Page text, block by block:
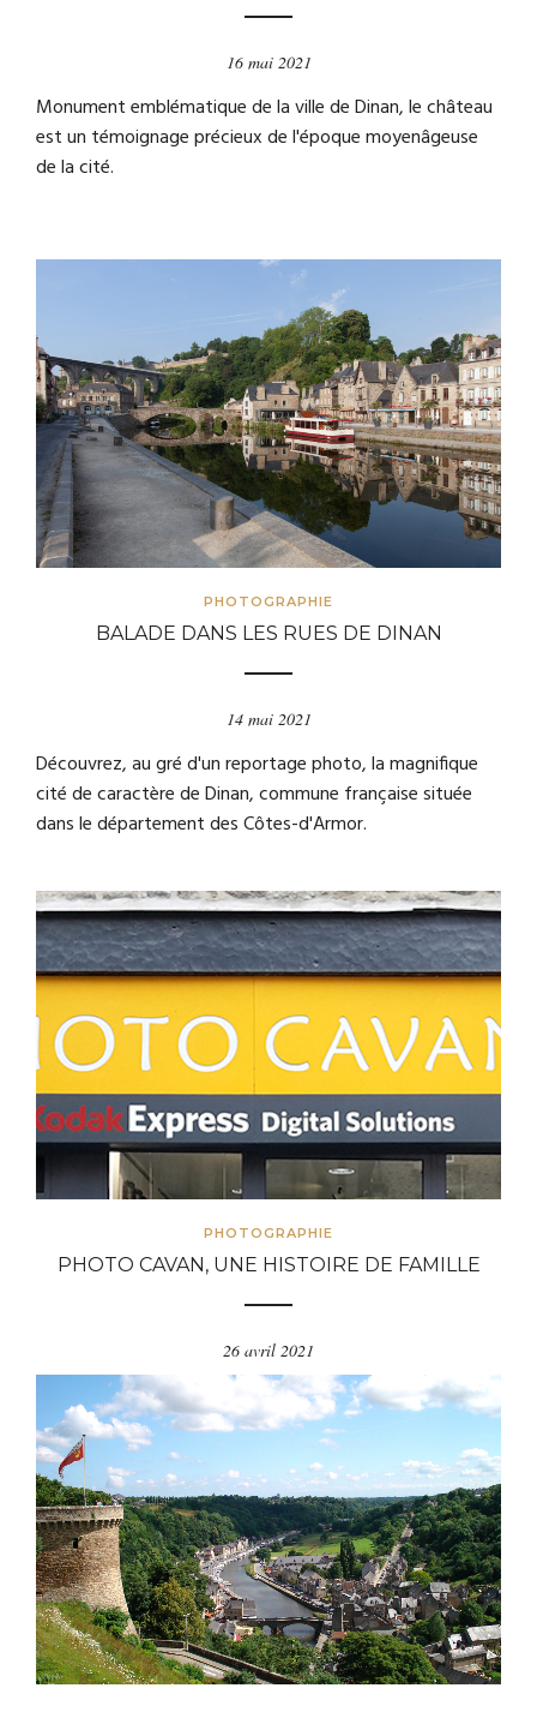
16 mai 2021
Monument emblématique de la ville de Dinan, le château
est un témoignage précieux de l'époque moyenâgeuse
de la cité.
PHOTOGRAPHIE
BALADE DANS LES RUES DE DINAN
14 mai 2021
Découvrez, au gré d'un reportage photo, la magnifique
cité de caractère de Dinan, commune française située
dans le département des Côtes-d'Armor.
PHOTOGRAPHIE
PHOTO CAVAN, UNE HISTOIRE DE FAMILLE
26 avril 2021
Photo Cavan, photographe professionnel installé rue de
la Ferronnerie à Dinan depuis 1959, c'est d'abord une
histoire avec un grand H...